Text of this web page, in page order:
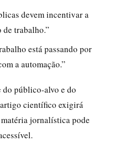
devem incentivar a
trabalho.”
está passando por
a automação.”
do público-alvo e do
científico exigirá
jornalística pode